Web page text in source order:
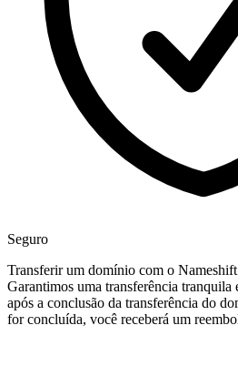
Seguro
Transferir um domínio com o
Garantimos uma transferência tranquila
após a conclusão da transferência do
for concluída, você receberá um